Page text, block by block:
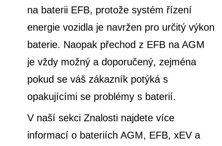
na baterii EFB, protože systém řízení
energie vozidla je navržen pro určitý výkon
baterie. Naopak přechod z EFB na AGM
je vždy možný a doporučený, zejména
pokud se váš zákazník potýká s
opakujícími se problémy s baterií.
V naší sekci Znalosti najdete více
informací o bateriích AGM, EFB, xEV a